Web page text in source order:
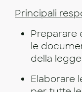
Principali
Preparare
le
della legge
Elaborare